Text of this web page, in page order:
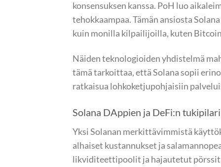
konsensuksen kanssa. PoH luo
tehokkaampaa. Tämän ansiosta
kuin monilla kilpailijoilla, kuten
Näiden teknologioiden yhdistelmä
tämä tarkoittaa, että Solana sopii
ratkaisua lohkoketjupohjaisiin
Solana DAppien ja DeFi:n tukipilari
Yksi Solanan merkittävimmistä
alhaiset kustannukset ja
likviditeettipoolit ja hajautetut pörssit,